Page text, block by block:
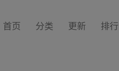
首页 分类 更新 排行